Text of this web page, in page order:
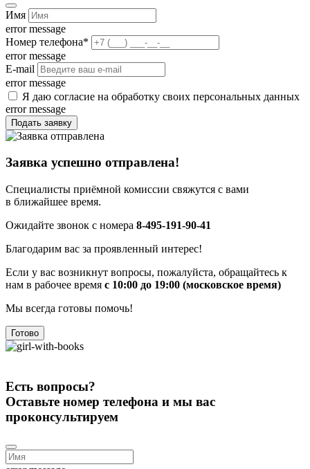
Имя
error message
Номер телефона*
error message
E-mail
error message
Я даю согласие на обработку своих персональных данных
error message
Подать заявку
Заявка успешно отправлена!
Специалисты приёмной комиссии свяжутся с вами
в ближайшее время.
Ожидайте звонок с номера 8-495-191-90-41
Благодарим вас за проявленный интерес!
Если у вас возникнут вопросы, пожалуйста, обращайтесь к
нам в рабочее время с 10:00 до 19:00 (московское время)
Мы всегда готовы помочь!
Готово
Есть вопросы?
Оставьте номер телефона и мы вас
проконсультируем